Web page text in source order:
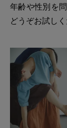
年齢や性別を
どうぞお試しく